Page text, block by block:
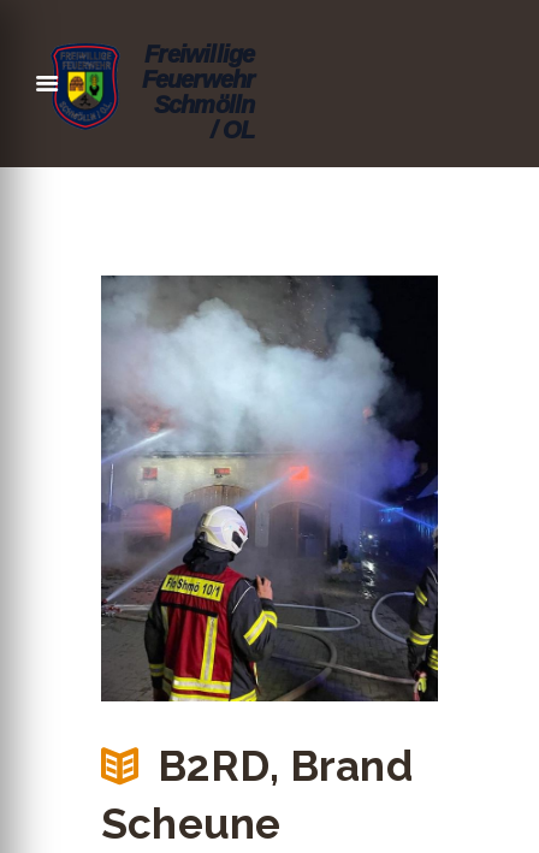
Freiwillige
Feuerwehr
Schmölln
/ OL
B2RD, Brand
Scheune